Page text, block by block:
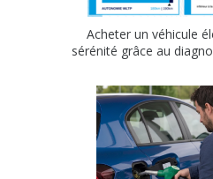
Acheter un véhicule
sérénité grâce au